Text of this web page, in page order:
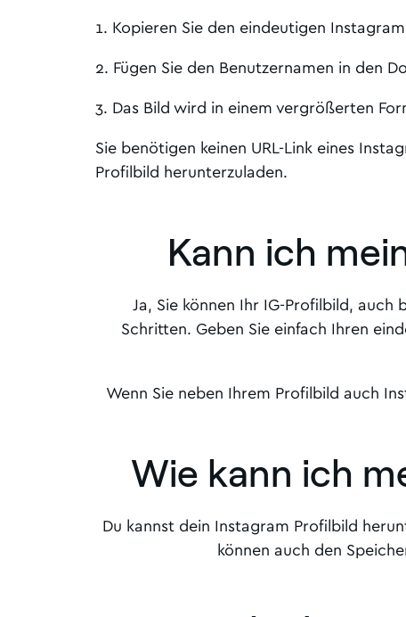
1. Kopieren Sie den eindeutigen
2. Fügen Sie den Benutzernamen in den
3. Das Bild wird in einem vergrößerten
Sie benötigen keinen URL-Link eines
Profilbild herunterzuladen.
Kann ich
Ja, Sie können Ihr IG-Profilbild,
Schritten. Geben Sie einfach Ihren
Wenn Sie neben Ihrem Profilbild auch
Wie kann ich
Du kannst dein Instagram Profilbild
können auch den